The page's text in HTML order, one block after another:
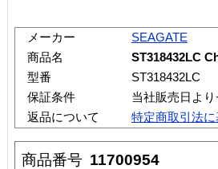
メーカー
SEAGATE
商品名
ST318432LC
型番
ST318432LC
保証条件
当社販売日よ
返品について
特定商取引法
商品番号 11700954